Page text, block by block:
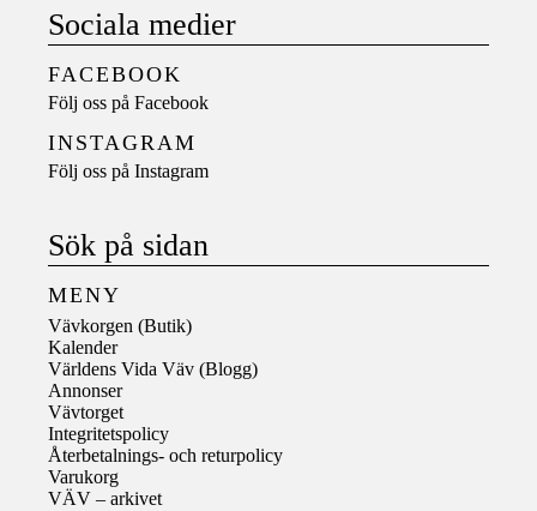
Sociala medier
FACEBOOK
Följ oss på Facebook
INSTAGRAM
Följ oss på Instagram
Sök på sidan
MENY
Vävkorgen (Butik)
Kalender
Världens Vida Väv (Blogg)
Annonser
Vävtorget
Integritetspolicy
Återbetalnings- och returpolicy
Varukorg
VÄV – arkivet